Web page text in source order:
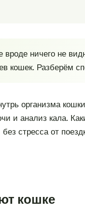
ничего не
кошек. Разберём
организма
и анализ кала.
стресса от
кошке